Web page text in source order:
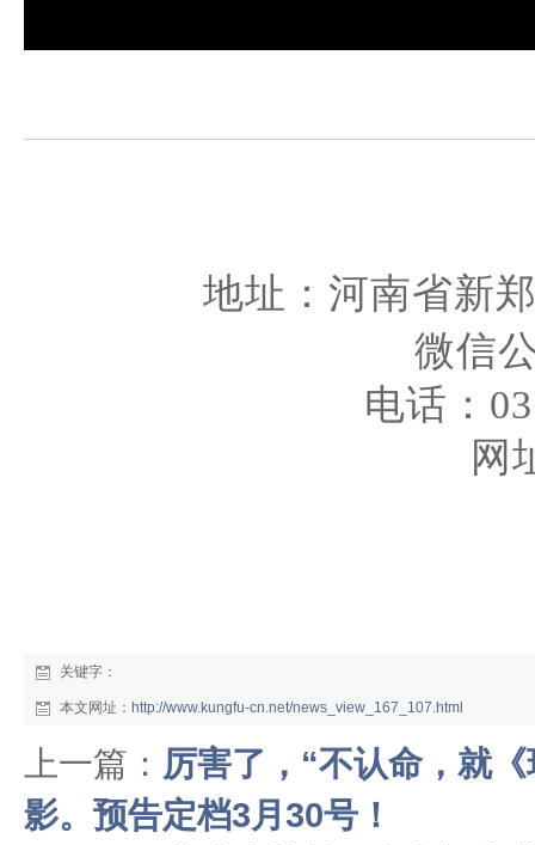
地址：河南省新
微信
电话：
网
关键字：
本文网址： http://www.kungfu-cn.net/news_view_167_107.html
上一篇： 厉害了，“不认命，就
影。预告定档3月30号！